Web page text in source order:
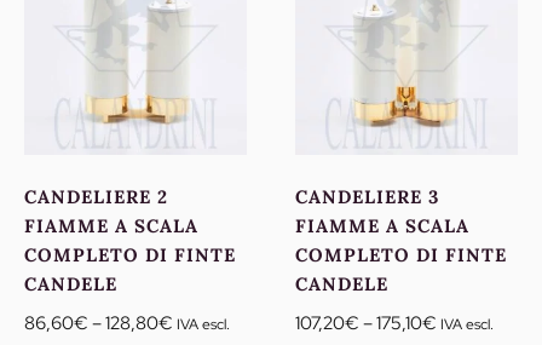
CANDELIERE 2
FIAMME A SCALA
COMPLETO DI FINTE
CANDELE
86,60€ –128,80€ Fascia
IVA escl.
CANDELIERE 3
FIAMME A SCALA
COMPLETO DI FINTE
CANDELE
107,20€ –175,10€ Fascia
IVA escl.